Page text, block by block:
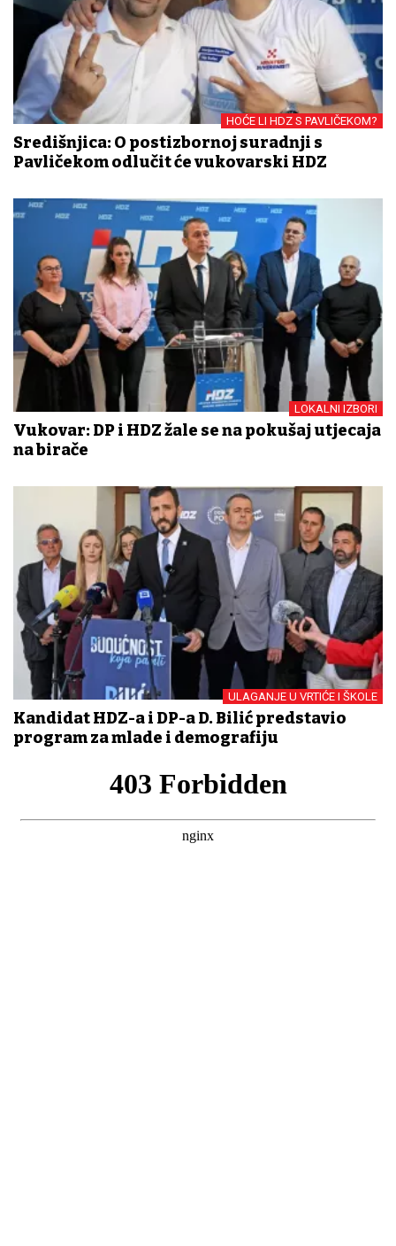
HOĆE LI HDZ S PAVLIČEKOM?
Središnjica: O postizbornoj suradnji s
Pavličekom odlučit će vukovarski HDZ
LOKALNI IZBORI
Vukovar: DP i HDZ žale se na pokušaj utjecaja
na birače
ULAGANJE U VRTIĆE I ŠKOLE
Kandidat HDZ-a i DP-a D. Bilić predstavio
program za mlade i demografiju